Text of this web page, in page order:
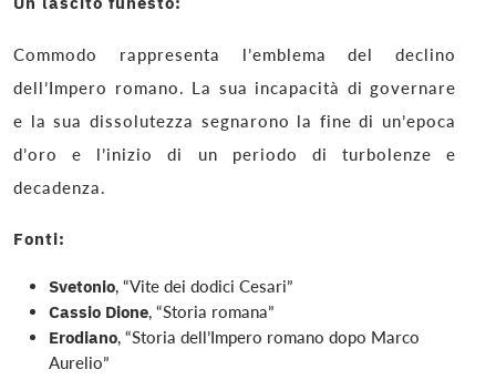
Commodo rappresenta l’emblema del declino
dell’Impero romano. La sua incapacità di governare
e la sua dissolutezza segnarono la fine di un’epoca
d’oro e l’inizio di un periodo di turbolenze e
decadenza.
Fonti:
Svetonio , “Vite dei dodici Cesari”
Cassio Dione , “Storia romana”
Erodiano , “Storia dell’Impero romano dopo Marco
Aurelio”